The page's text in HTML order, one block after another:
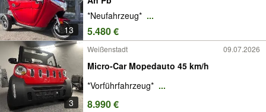
13
*Neufahrzeug* ...
5.480 €
3
Weißenstadt 09.07.2026
Micro-Car Mopedauto 45 km/h
*Vorführfahrzeug* ...
8.990 €